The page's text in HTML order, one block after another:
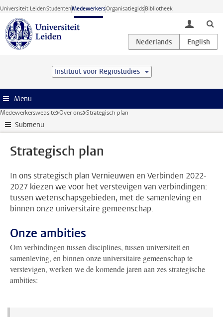
Ga direct naar de inhoud
Universiteit LeidenStudentenMedewerkersOrganisatiegidsBibliotheek
toggle
Instituut voor Regiostudies
Menu
Medewerkerswebsite Over ons Strategisch plan
Submenu
Strategisch plan
In ons strategisch plan Vernieuwen en Verbinden 2022-
2027 kiezen we voor het verstevigen van verbindingen:
tussen wetenschapsgebieden, met de samenleving en
binnen onze universitaire gemeenschap.
Onze ambities
Om verbindingen tussen disciplines, tussen universiteit en
samenleving, en binnen onze universitaire gemeenschap te
verstevigen, werken we de komende jaren aan zes strategische
ambities: